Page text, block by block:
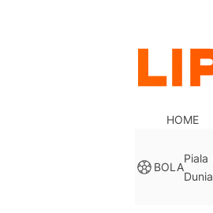
HOME
BOLA
Piala
Dunia